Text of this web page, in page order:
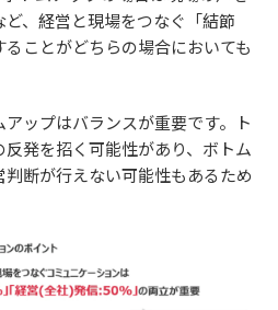
、経営と現場をつなぐ「結節
ことがどちらの場合においても
ップはバランスが重要です。ト
発を招く可能性があり、ボトム
断が行えない可能性もあるため